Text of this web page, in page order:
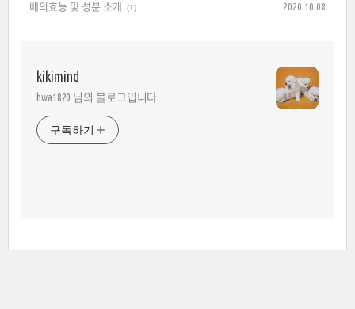
배의효능 및 성분 소개 (1) 2020.10.08
kikimind
hwa1820 님의 블로그입니다.
구독하기